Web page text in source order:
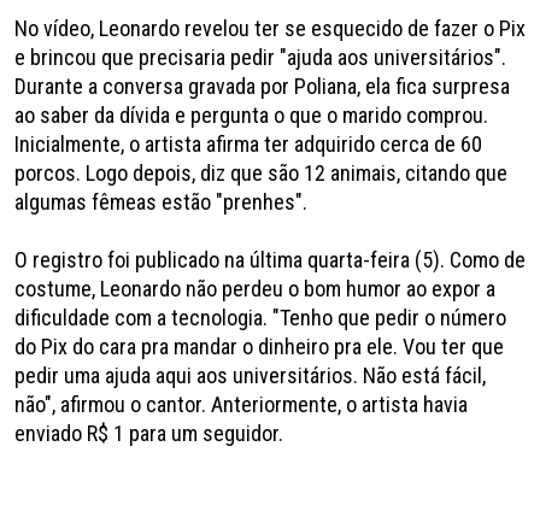
No vídeo, Leonardo revelou ter se esquecido de fazer o Pix
e brincou que precisaria pedir "ajuda aos universitários".
Durante a conversa gravada por Poliana, ela fica surpresa
ao saber da dívida e pergunta o que o marido comprou.
Inicialmente, o artista afirma ter adquirido cerca de 60
porcos. Logo depois, diz que são 12 animais, citando que
algumas fêmeas estão "prenhes".
O registro foi publicado na última quarta-feira (5). Como de
costume, Leonardo não perdeu o bom humor ao expor a
dificuldade com a tecnologia. "Tenho que pedir o número
do Pix do cara pra mandar o dinheiro pra ele. Vou ter que
pedir uma ajuda aqui aos universitários. Não está fácil,
não", afirmou o cantor. Anteriormente, o artista havia
enviado R$ 1 para um seguidor.